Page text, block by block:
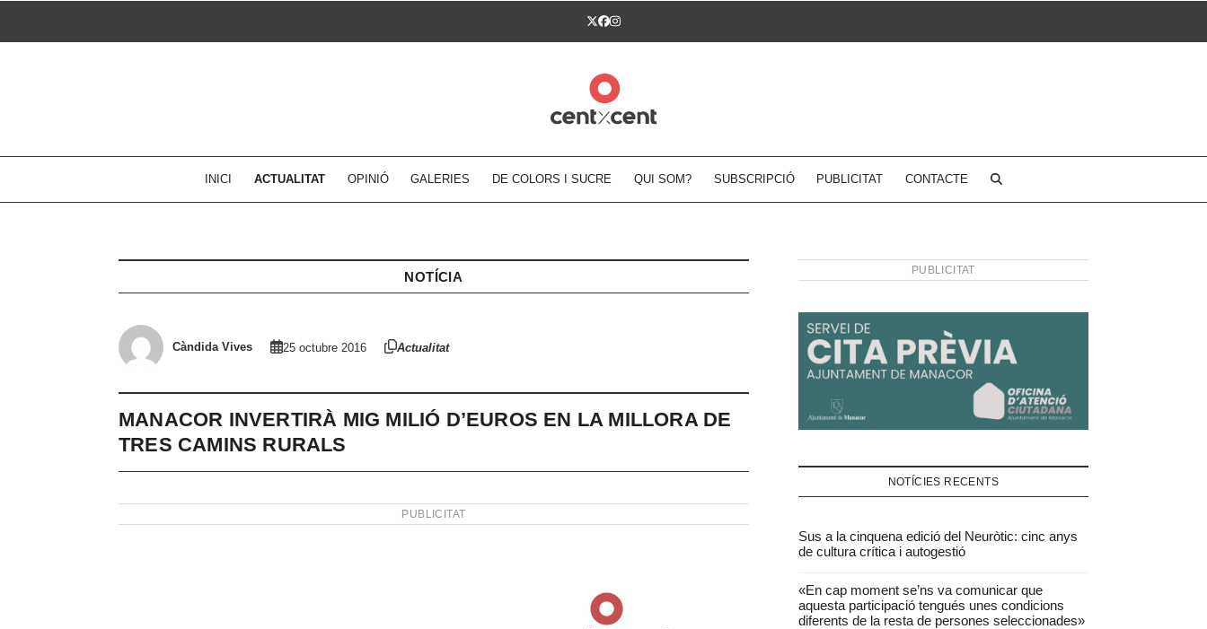
Twitter
Facebook
Instagram
INICI ACTUALITAT OPINIÓ GALERIES DE COLORS I SUCRE QUI SOM? SUBSCRIPCIÓ PUBLICITAT CONTACTE
NOTÍCIA
Càndida Vives 25 octubre 2016 Actualitat
MANACOR INVERTIRÀ MIG MILIÓ D’EUROS EN LA MILLORA DE
TRES CAMINS RURALS
PUBLICITAT
PUBLICITAT
NOTÍCIES RECENTS
Sus a la cinquena edició del Neuròtic: cinc anys
de cultura crítica i autogestió
«En cap moment se’ns va comunicar que
aquesta participació tengués unes condicions
diferents de la resta de persones seleccionades»